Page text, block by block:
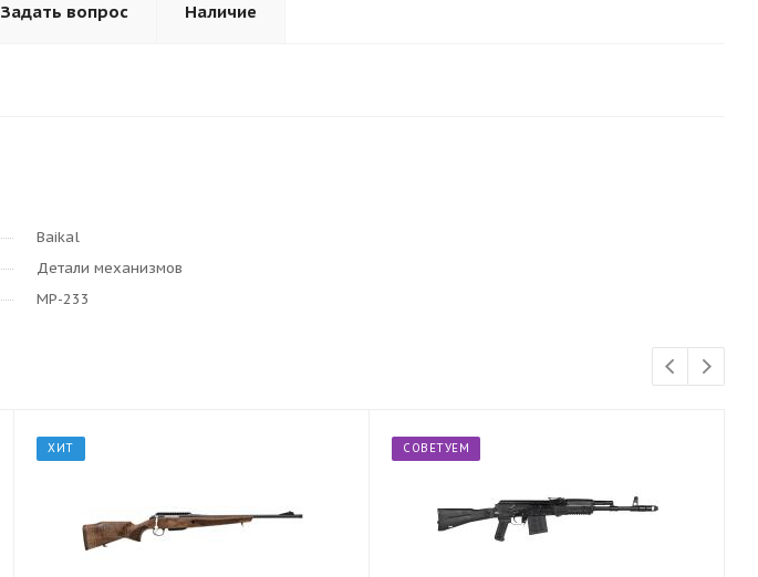
Задать вопрос Наличие
Baikal
Детали механизмов
МР-233
ХИТ СОВЕТУЕМ